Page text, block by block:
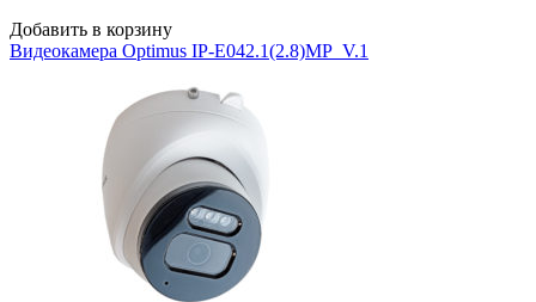
Добавить в корзину
Видеокамера Optimus IP-E042.1(2.8)MP_V.1